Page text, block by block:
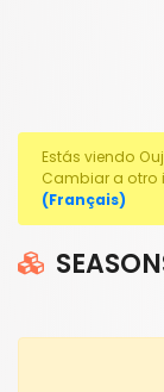
Estás viendo
Cambiar a otro
(Français)